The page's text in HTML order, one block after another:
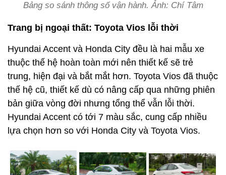
Bảng so sánh thông số vận hành. Ảnh: Chí Tâm
Trang bị ngoại thất: Toyota Vios lỗi thời
Hyundai Accent và Honda City đều là hai mẫu xe
thuộc thế hệ hoàn toàn mới nên thiết kế sẽ trẻ
trung, hiện đại và bắt mắt hơn. Toyota Vios đã thuộc
thế hệ cũ, thiết kế dù có nâng cấp qua những phiên
bản giữa vòng đời nhưng tổng thể vẫn lỗi thời.
Hyundai Accent có tới 7 màu sắc, cung cấp nhiều
lựa chọn hơn so với Honda City và Toyota Vios.